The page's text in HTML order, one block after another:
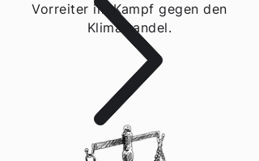
Vorreiter im Kampf gegen den
Klimawandel.